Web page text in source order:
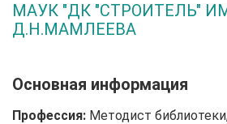
МАУК "ДК "СТРОИТЕЛЬ"
Д.Н.МАМЛЕЕВА
Основная информация
Профессия: Методист